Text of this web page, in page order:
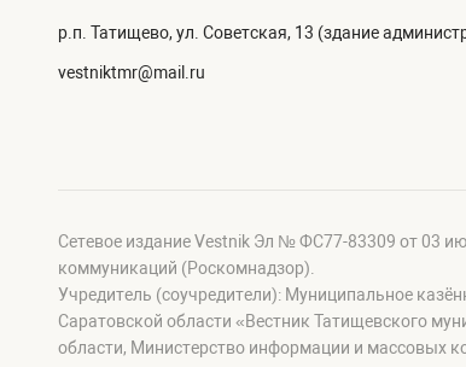
р.п. Татищево, ул. Советская, 13 (здание
vestniktmr@mail.ru
Сетевое издание Vestnik Эл № ФС77-83309 от 03
коммуникаций (Роскомнадзор).
Учредитель (соучредители): Муниципальное
Саратовской области «Вестник Татищевского
области, Министерство информации и массовых